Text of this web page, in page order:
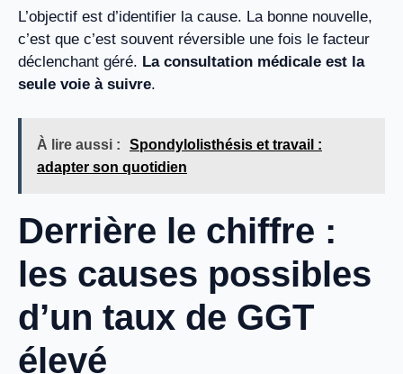
L’objectif est d’identifier la cause. La bonne nouvelle,
c’est que c’est souvent réversible une fois le facteur
déclenchant géré. La consultation médicale est la
seule voie à suivre.
À lire aussi :
Spondylolisthésis et travail :
adapter son quotidien
Derrière le chiffre :
les causes possibles
d’un taux de GGT
élevé